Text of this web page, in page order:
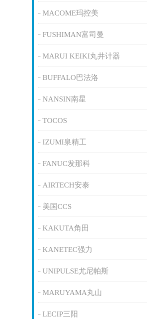
MACOME玛控美
FUSHIMAN富司曼
MARUI KEIKI丸井计器
BUFFALO巴法洛
NANSIN南星
TOCOS
IZUMI泉精工
FANUC发那科
AIRTECH安泰
美国CCS
KAKUTA角田
KANETEC强力
UNIPULSE尤尼帕斯
MARUYAMA丸山
LECIP三阳